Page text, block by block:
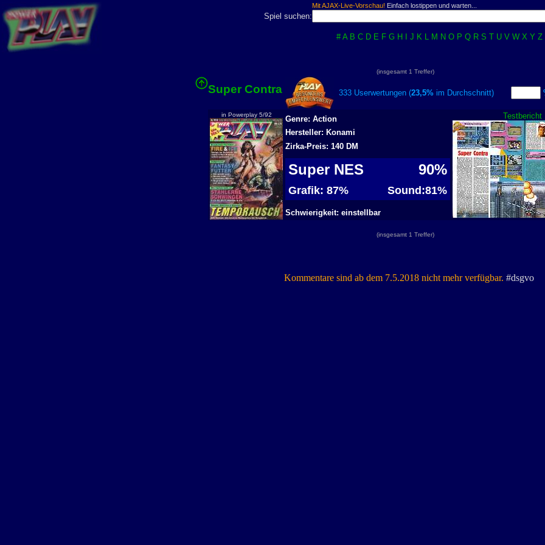
Mit AJAX-Live-Vorschau! Einfach lostippen und warten...
Spiel suchen:
# A B C D E F G H J K L M N O P Q R S T U V W X Y Z
(insgesamt 1 Treffer)
Super Contra 333 Userwertungen (23,5% im Durchschnitt)
in Powerplay 5/92 Testbericht
Genre: Action
Hersteller: Konami
Zirka-Preis: 140 DM
Super NES 90%
Grafik: 87% Sound:81%
Schwierigkeit: einstellbar
(insgesamt 1 Treffer)
Kommentare sind ab dem 7.5.2018 nicht mehr verfügbar. #dsgvo